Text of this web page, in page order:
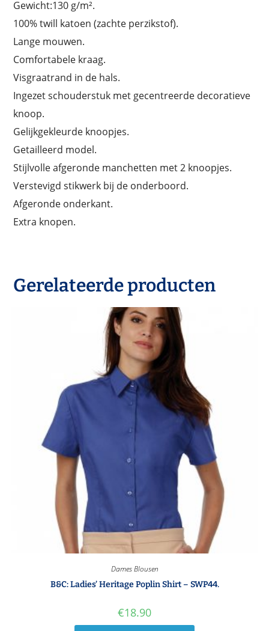
Gewicht:130 g/m².
100% twill katoen (zachte perzikstof).
Lange mouwen.
Comfortabele kraag.
Visgraatrand in de hals.
Ingezet schouderstuk met gecentreerde decoratieve
knoop.
Gelijkgekleurde knoopjes.
Getailleerd model.
Stijlvolle afgeronde manchetten met 2 knoopjes.
Verstevigd stikwerk bij de onderboord.
Afgeronde onderkant.
Extra knopen.
Gerelateerde producten
Dames Blousen
B&C: Ladies’ Heritage Poplin Shirt – SWP44.
€18.90